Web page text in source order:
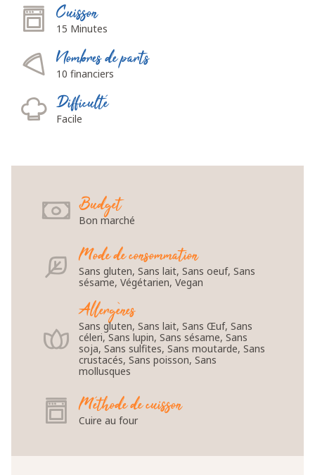
Cuisson
15 Minutes
Nombres de parts
10 financiers
Difficulté
Facile
Budget
Bon marché
Mode de consommation
Sans gluten, Sans lait, Sans oeuf, Sans
sésame, Végétarien, Vegan
Allergènes
Sans gluten, Sans lait, Sans Œuf, Sans
céleri, Sans lupin, Sans sésame, Sans
soja, Sans sulfites, Sans moutarde, Sans
crustacés, Sans poisson, Sans
mollusques
Méthode de cuisson
Cuire au four